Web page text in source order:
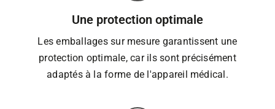
Une protection optimale
Les emballages sur mesure garantissent une
protection optimale, car ils sont précisément
adaptés à la forme de l'appareil médical.